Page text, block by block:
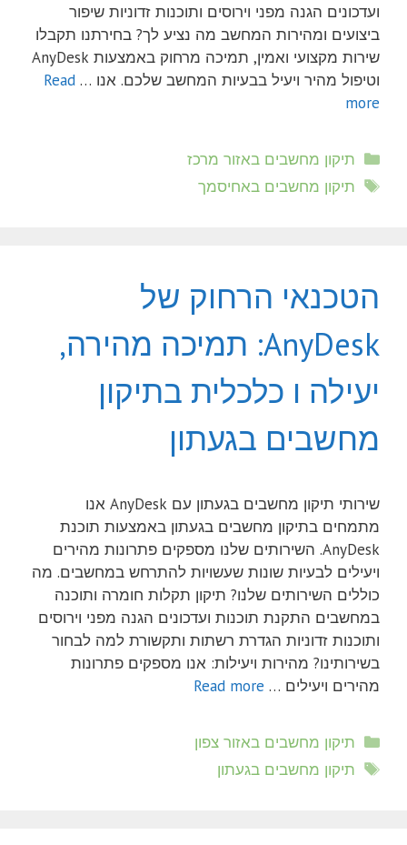
ועדכונים הגנה מפני וירוסים ותוכנות זדוניות שיפור
ביצועים ומהירות המחשב מה נציע לך? בחירתנו תקבלו
שירות מקצועי ואמין, תמיכה מרחוק באמצעות AnyDesk
וטיפול מהיר ויעיל בבעיות המחשב שלכם. אנו … Read
more
קטגוריות
תיקון מחשבים באזור מרכז
תגיות
תיקון מחשבים באחיסמך
הטכנאי הרחוק של
AnyDesk: תמיכה מהירה,
יעילה ו כלכלית בתיקון
מחשבים בגעתון
שירותי תיקון מחשבים בגעתון עם AnyDesk אנו
מתמחים בתיקון מחשבים בגעתון באמצעות תוכנת
AnyDesk. השירותים שלנו מספקים פתרונות מהירים
ויעילים לבעיות שונות שעשויות להתרחש במחשבים. מה
כוללים השירותים שלנו? תיקון תקלות חומרה ותוכנה
במחשבים התקנת תוכנות ועדכונים הגנה מפני וירוסים
ותוכנות זדוניות הגדרת רשתות ותקשורת למה לבחור
בשירותינו? מהירות ויעילות: אנו מספקים פתרונות
מהירים ויעילים … Read more
קטגוריות
תיקון מחשבים באזור צפון
תגיות
תיקון מחשבים בגעתון